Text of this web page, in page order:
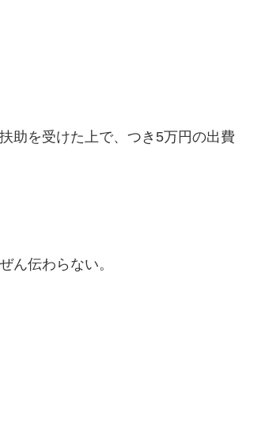
助を受けた上で、つき5万円の出費
ん伝わらない。